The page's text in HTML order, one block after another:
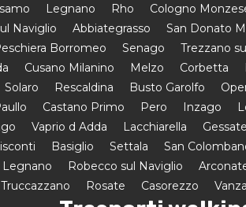
Legnano Rho Cologno
Naviglio Abbiategrasso San Donato
Borromeo Senago Trezzano
Cusano Milanino Melzo Corbetta
Solaro Rescaldina Busto Garolfo
Castano Primo Pero Inzago
Vaprio d Adda Lacchiarella Gessate
Basiglio Settala San
Legnano Robecco sul Naviglio
Truccazzano Rosate Casorezzo